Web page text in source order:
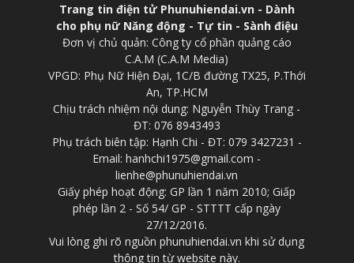
Trang tin điện tử Phunuhiendai.vn - Dành
cho phụ nữ Năng động - Tự tin - Sành điệu
Đơn vị chủ quản: Công ty cổ phần quảng cáo
C.A.M (C.A.M Media)
VPGD: Phụ Nữ Hiện Đại, 1C/B đường TX25, P.Thới
An, TP.HCM
Chịu trách nhiệm nội dung: Nguyễn Thùy Trang -
ĐT: 076 8943493
Phụ trách biên tập: Hạnh Chi - ĐT: 079 3427231 -
Email: hanhchi1975@gmail.com -
lienhe@phunuhiendai.vn
Giấy phép hoạt động: GP lần 1 năm 2010; Giấp
phép lần 2 - Số 54/ GP - STTTT cấp ngày
27/12/2016.
Vui lòng ghi rõ nguồn phunuhiendai.vn khi sử dụng
thông tin từ website này.